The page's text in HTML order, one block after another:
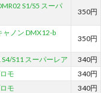
S1/S5 スーパ
350円
ャノン DMX12-b
350円
S11 スーパーレア
340円
モ
340円
モ
340円